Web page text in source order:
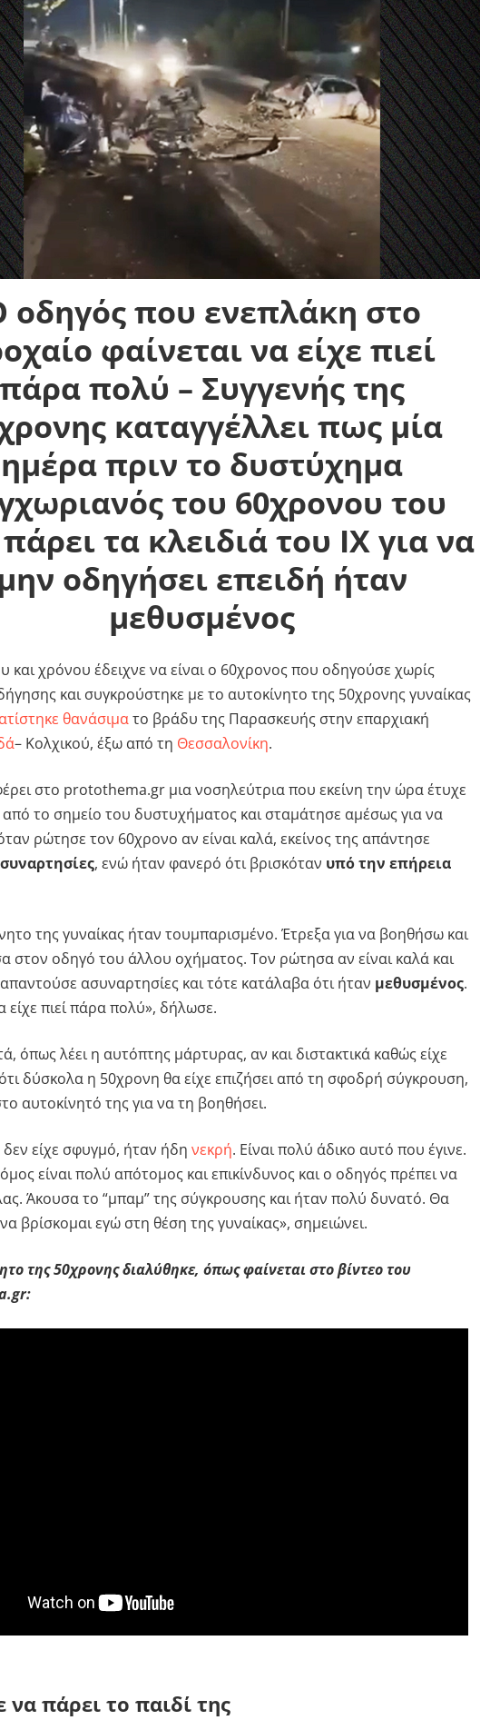
οδηγός που ενεπλάκη στο
φαίνεται να είχε πιεί
πάρα πολύ – Συγγενής της
καταγγέλλει πως μία
ημέρα πριν το δυστύχημα
του 60χρονου του
τα κλειδιά του ΙΧ για να
οδηγήσει επειδή ήταν
μεθυσμένος
και χρόνου έδειχνε να είναι ο 60χρονος που οδηγούσε χωρίς
και συγκρούστηκε με το αυτοκίνητο της 50χρονης γυναίκας
θανάσιματο βράδυ της Παρασκευής στην επαρχιακή
– Κολχικού, έξω από τη Θεσσαλονίκη.
στο protothema.gr μια νοσηλεύτρια που εκείνη την ώρα έτυχε
από το σημείο του δυστυχήματος και σταμάτησε αμέσως για να
ρώτησε τον 60χρονο αν είναι καλά, εκείνος της απάντησε
, ενώ ήταν φανερό ότι βρισκόταν υπό την επήρεια
της γυναίκας ήταν τουμπαρισμένο. Έτρεξα για να βοηθήσω και
στον οδηγό του άλλου οχήματος. Τον ρώτησα αν είναι καλά και
ασυναρτησίες και τότε κατάλαβα ότι ήταν μεθυσμένος.
είχε πιεί πάρα πολύ», δήλωσε.
όπως λέει η αυτόπτης μάρτυρας, αν και διστακτικά καθώς είχε
δύσκολα η 50χρονη θα είχε επιζήσει από τη σφοδρή σύγκρουση,
αυτοκίνητό της για να τη βοηθήσει.
είχε σφυγμό, ήταν ήδη νεκρή. Είναι πολύ άδικο αυτό που έγινε.
είναι πολύ απότομος και επικίνδυνος και ο οδηγός πρέπει να
Άκουσα το “μπαμ” της σύγκρουσης και ήταν πολύ δυνατό. Θα
βρίσκομαι εγώ στη θέση της γυναίκας», σημειώνει.
της 50χρονης διαλύθηκε, όπως φαίνεται στο βίντεο του
να πάρει το παιδί της